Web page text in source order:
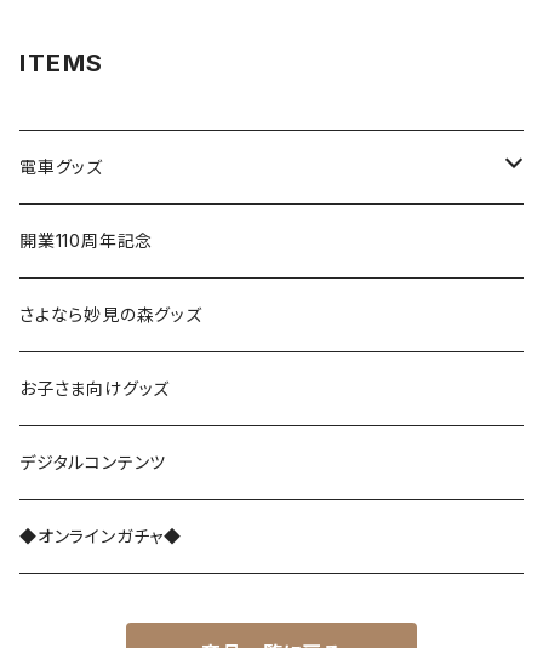
ITEMS
電車グッズ
鉄道模型（Nゲージ）
さよなら復刻塗装車両
能勢1700系
レジェンド1757
さよなら1755
能勢3100系
能勢5100系
開業110周年記念
さよなら妙見の森グッズ
お子さま向けグッズ
デジタルコンテンツ
◆オンラインガチャ◆